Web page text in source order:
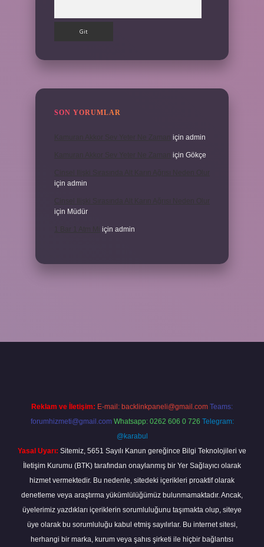
SON YORUMLAR
için admin
için Gökçe
için admin
Cinsel Ilişki Sırasında Alt Karın Ağrısı Neden Olur
için Müdür
için admin
Reklam ve İletişim: E-mail: backlinkpaneli@gmail.com Teams:
forumhizmeti@gmail.com Whatsapp: 0262 606 0 726 Telegram:
@karabul
Yasal Uyarı: Sitemiz, 5651 Sayılı Kanun gereğince Bilgi Teknolojileri ve
İletişim Kurumu (BTK) tarafından onaylanmış bir Yer Sağlayıcı olarak
hizmet vermektedir. Bu nedenle, sitedeki içerikleri proaktif olarak
denetleme veya araştırma yükümlülüğümüz bulunmamaktadır. Ancak,
üyelerimiz yazdıkları içeriklerin sorumluluğunu taşımakta olup, siteye
üye olarak bu sorumluluğu kabul etmiş sayılırlar. Bu internet sitesi,
herhangi bir marka, kurum veya şahıs şirketi ile hiçbir bağlantısı